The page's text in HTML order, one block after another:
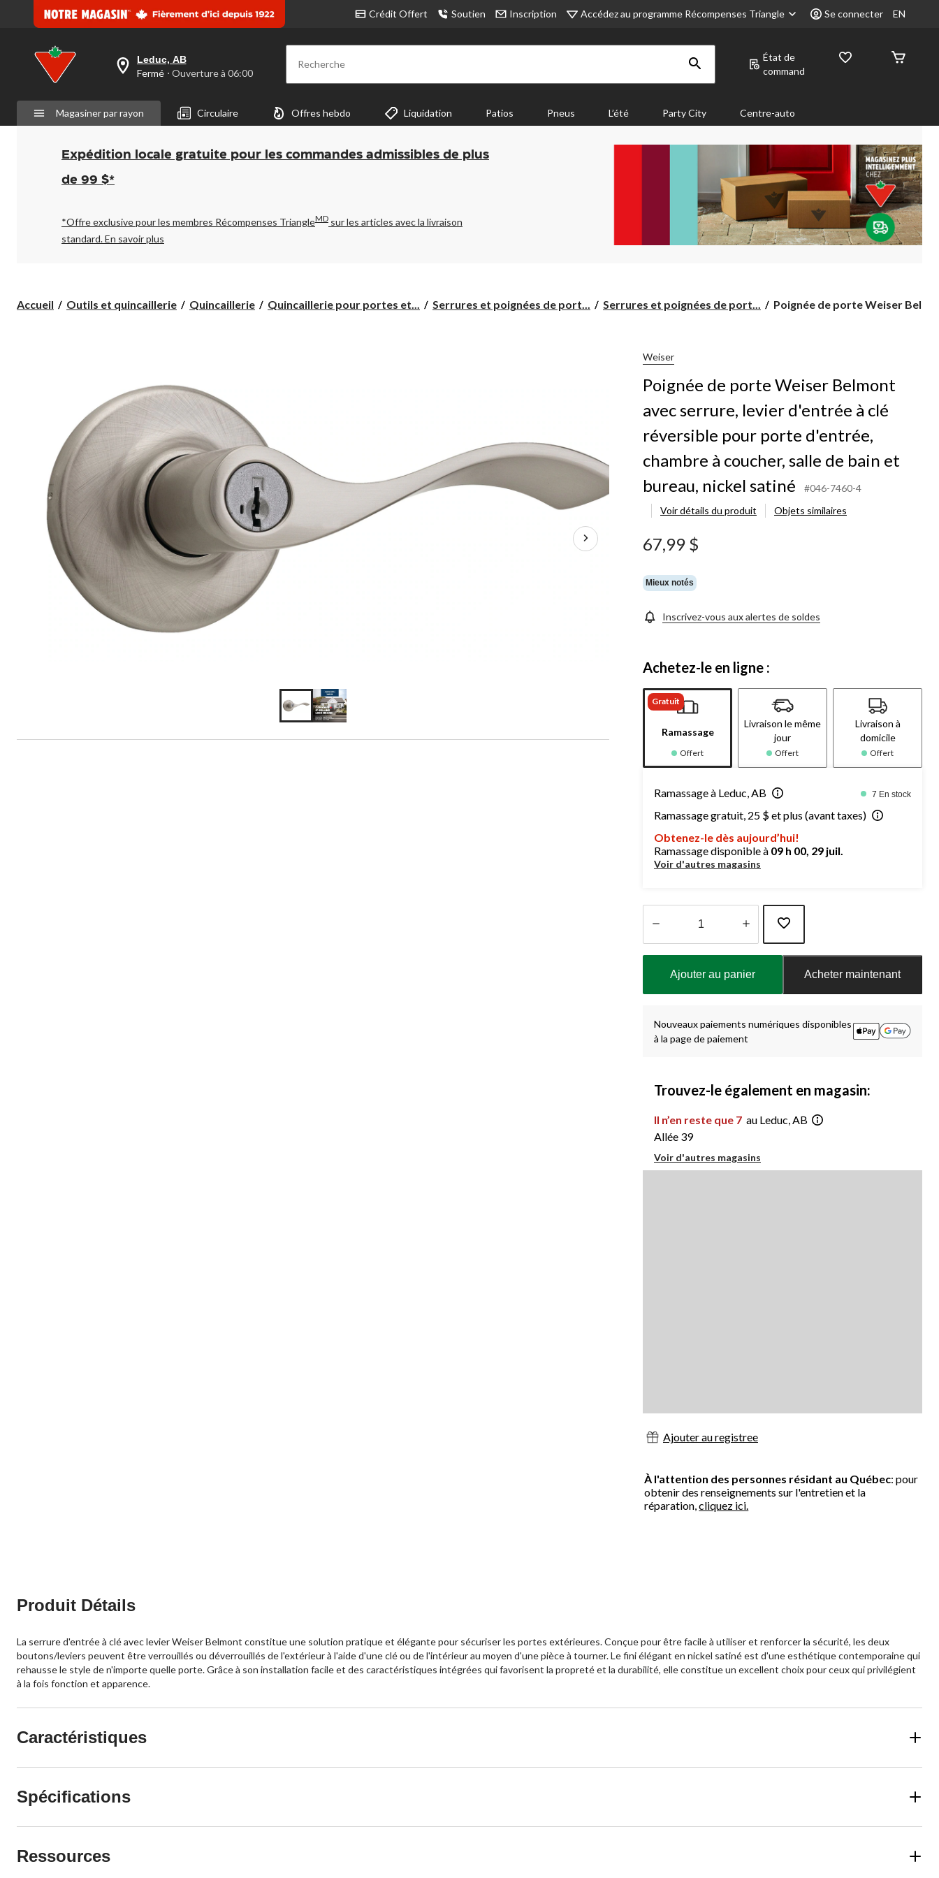
Crédit Offert Soutien Inscription Accédez au programme Récompenses Triangle Se connecter EN
votre
est
Leduc,
AB,
Fermé,
Ouverture
à
pour
changer
Leduc, AB
Fermé ⋅ Ouverture à 06:00 Recherche
État de
command
Magasiner par rayon Circulaire Offres hebdo Liquidation Patios Pneus L’été Party City Centre-auto
Expédition locale gratuite pour les commandes admissibles de plus
de 99 $*
*Offre exclusive pour les membres Récompenses TriangleMD sur les articles avec la livraison
standard.En savoir plus
Accueil Outils et quincaillerie Quincaillerie Quincaillerie pour portes et... Serrures et poignées de port... Serrures et poignées de port...
Poignée
serrure,
d'entrée
clé
pour
d'entrée,
à
satiné
Poignée de porte Weiser Belm...
Weiser
Poignée de porte Weiser Belmont
avec serrure, levier d'entrée à clé
réversible pour porte d'entrée,
chambre à coucher, salle de bain et
bureau, nickel satiné
#046-7460-4
Voir détails du produit
Objets similaires
67,99 $
Mieux notés
Inscrivez-vous aux alertes de soldes
Achetez-le en ligne :
Gratuit
Ramassage
Offert
Livraison le même
jour
Offert
Livraison à
domicile
Offert
Ramassage à Leduc, AB 7 En stock
Ramassage gratuit, 25 $ et plus (avant taxes)
Obtenez-le dès aujourd’hui!
Ramassage disponible à 09 h 00, 29 juil.
Voir d'autres magasins
Ajouter au panier Acheter maintenant
Nouveaux paiements numériques disponibles
à la page de paiement
Trouvez-le également en magasin:
Il n’en reste que 7 au Leduc, AB
Allée 39
Voir d'autres magasins
Ajouter au registree
À l'attention des personnes résidant au Québec: pour
obtenir des renseignements sur l'entretien et la
réparation,cliquez ici.
Produit Détails
La serrure d'entrée à clé avec levier Weiser Belmont constitue une solution pratique et élégante pour sécuriser les portes extérieures. Conçue pour être facile à utiliser et renforcer la sécurité, les deux
boutons/leviers peuvent être verrouillés ou déverrouillés de l'extérieur à l'aide d'une clé ou de l'intérieur au moyen d'une pièce à tourner. Le fini élégant en nickel satiné est d'une esthétique contemporaine qui
rehausse le style de n'importe quelle porte. Grâce à son installation facile et des caractéristiques intégrées qui favorisent la propreté et la durabilité, elle constitue un excellent choix pour ceux qui privilégient
à la fois fonction et apparence.
Caractéristiques
Spécifications
Ressources